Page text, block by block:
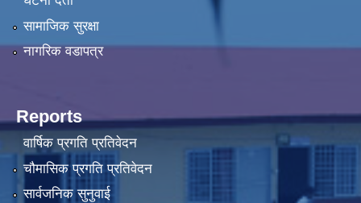
सामाजिक सुरक्षा
नागरिक वडापत्र
Reports
वार्षिक प्रगति प्रतिवेदन
चौमासिक प्रगति प्रतिवेदन
सार्वजनिक सुनुवाई